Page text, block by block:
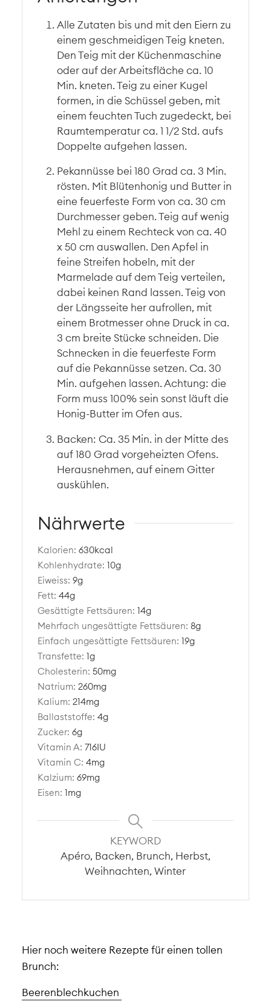
Alle Zutaten bis und mit den Eiern zu
einem geschmeidigen Teig kneten.
Den Teig mit der Küchenmaschine
oder auf der Arbeitsfläche ca. 10
Min. kneten. Teig zu einer Kugel
formen, in die Schüssel geben, mit
einem feuchten Tuch zugedeckt, bei
Raumtemperatur ca. 1 1/2 Std. aufs
Doppelte aufgehen lassen.
Pekannüsse bei 180 Grad ca. 3 Min.
rösten. Mit Blütenhonig und Butter in
eine feuerfeste Form von ca. 30 cm
Durchmesser geben. Teig auf wenig
Mehl zu einem Rechteck von ca. 40
x 50 cm auswallen. Den Apfel in
feine Streifen hobeln, mit der
Marmelade auf dem Teig verteilen,
dabei keinen Rand lassen. Teig von
der Längsseite her aufrollen, mit
einem Brotmesser ohne Druck in ca.
3 cm breite Stücke schneiden. Die
Schnecken in die feuerfeste Form
auf die Pekannüsse setzen. Ca. 30
Min. aufgehen lassen. Achtung: die
Form muss 100% sein sonst läuft die
Honig-Butter im Ofen aus.
Backen: Ca. 35 Min. in der Mitte des
auf 180 Grad vorgeheizten Ofens.
Herausnehmen, auf einem Gitter
auskühlen.
Nährwerte
Kalorien:630kcal
Kohlenhydrate:10g
Eiweiss:9g
Fett:44g
Gesättigte Fettsäuren:14g
Mehrfach ungesättigte Fettsäuren:8g
Einfach ungesättigte Fettsäuren:19g
Transfette:1g
Cholesterin:50mg
Natrium:260mg
Kalium:214mg
Ballaststoffe:4g
Zucker:6g
Vitamin A:716IU
Vitamin C:4mg
Kalzium:69mg
Eisen:1mg
KEYWORD
Apéro, Backen, Brunch, Herbst,
Weihnachten, Winter
Hier noch weitere Rezepte für einen tollen
Brunch:
Beerenblechkuchen